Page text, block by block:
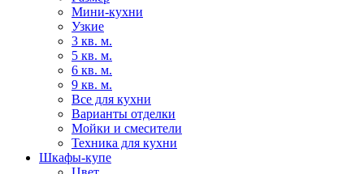
Мини-кухни
Узкие
3 кв. м.
5 кв. м.
6 кв. м.
9 кв. м.
Все для кухни
Варианты отделки
Мойки и смесители
Техника для кухни
Шкафы-купе